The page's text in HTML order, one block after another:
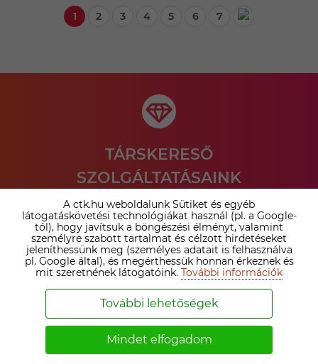
1 2 3 4 5 6 7
TÁRSKERESŐ
SZOLGÁLTATÁSAINK
ÖSSZEHASONLÍTÁSA ›
Nézd meg az irodai prémium tagság és az online
társkereső tagságok közötti különbséget. Válaszd ki a
számodra legelőnyösebb megoldást!
Bővebben ›
A ctk.hu weboldalunk Sütiket és egyéb
látogatáskövetési technológiákat használ (pl. a Google-
tól), hogy javítsuk a böngészési élményt, valamint
személyre szabott tartalmat és célzott hirdetéseket
jeleníthessünk meg (személyes adatait is felhasználva
pl. Google által), és megérthessük honnan érkeznek és
mit szeretnének látogatóink. További információk
További lehetőségek
Mindet elfogadom